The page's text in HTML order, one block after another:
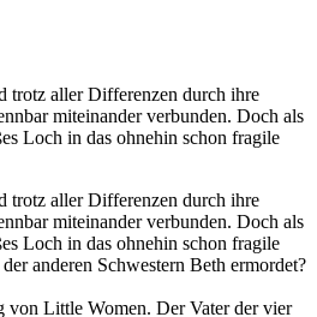
trotz aller Differenzen durch ihre
miteinander verbunden. Doch als
Loch in das ohnehin schon fragile
trotz aller Differenzen durch ihre
miteinander verbunden. Doch als
Loch in das ohnehin schon fragile
anderen Schwestern Beth ermordet?
von Little Women. Der Vater der vier